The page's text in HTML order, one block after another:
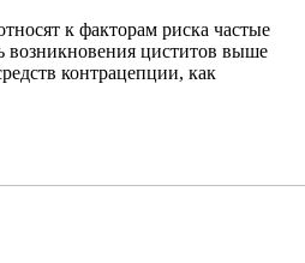
к факторам риска частые
возникновения циститов выше
контрацепции, как